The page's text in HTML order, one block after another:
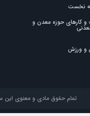
نخست
کارهای حوزه معدن و
و ورزش
تمام حقوق مادی و معنوی این